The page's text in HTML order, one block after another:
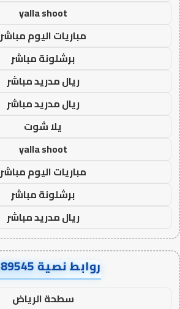
yalla shoot
مباريات اليوم مباشر
برشلونة مباشر
ريال مدريد مباشر
ريال مدريد مباشر
يلا شوت
yalla shoot
مباريات اليوم مباشر
برشلونة مباشر
ريال مدريد مباشر
روابط نصية AA89545
سطحة الرياض